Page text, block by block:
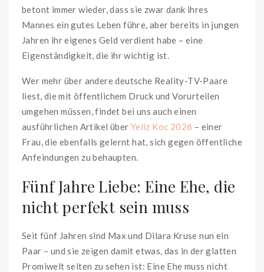
betont immer wieder, dass sie zwar dank ihres
Mannes ein gutes Leben führe, aber bereits in jungen
Jahren ihr eigenes Geld verdient habe – eine
Eigenständigkeit, die ihr wichtig ist.
Wer mehr über andere deutsche Reality-TV-Paare
liest, die mit öffentlichem Druck und Vorurteilen
umgehen müssen, findet bei uns auch einen
ausführlichen Artikel über Yeliz Koc 2026 – einer
Frau, die ebenfalls gelernt hat, sich gegen öffentliche
Anfeindungen zu behaupten.
Fünf Jahre Liebe: Eine Ehe, die
nicht perfekt sein muss
Seit fünf Jahren sind Max und Dilara Kruse nun ein
Paar – und sie zeigen damit etwas, das in der glatten
Promiwelt selten zu sehen ist: Eine Ehe muss nicht